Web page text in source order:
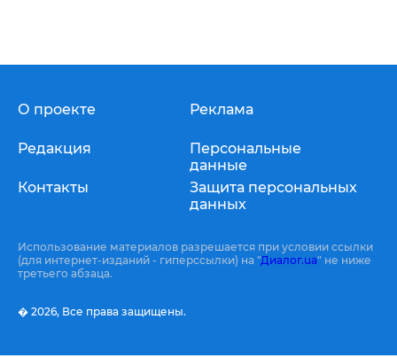
О проекте
Редакция
Контакты
Реклама
Персональные
данные
Защита персональных
данных
Использование материалов разрешается при условии ссылки
(для интернет-изданий - гиперссылки) на "Диалог.ua" не ниже
третьего абзаца.
� 2026, Все права защищены.